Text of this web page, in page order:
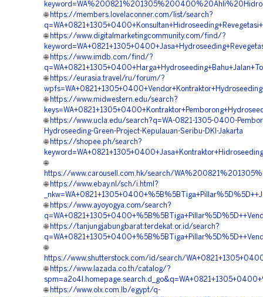
🌐 https://members.lovelaconner.com/list/search?
🌐 https://www.digitalmarketingcommunity.com/find/?
🌐 https://www.imdb.com/find/?
🌐 https://eurasia.travel/ru/forum/?
🌐 https://www.midwestern.edu/search?
🌐 https://www.ucla.edu/search?q=WA-0821-1305-0400-
Hydroseeding-Green-Project-Kepulauan-Seribu-DKI-Jakarta
🌐 https://shopee.ph/search?
🌐
https://www.carousell.com.hk/search/
🌐 https://www.ebay.nl/sch/i.html?
🌐 https://www.ayoyogya.com/search?
🌐 https://tanjungjabungbarat.terdekat.or.id/search?
🌐
https://www.shutterstock.com/id/search/
🌐 https://www.lazada.co.th/catalog/?
🌐 https://www.olx.com.lb/egypt/q-